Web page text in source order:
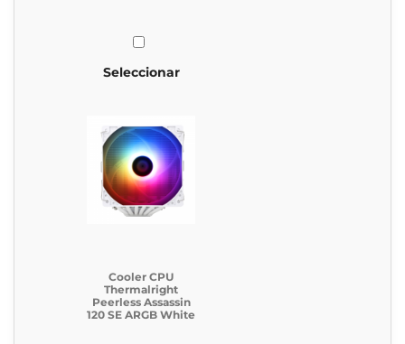
Seleccionar
Cooler CPU
Thermalright
Peerless Assassin
120 SE ARGB White